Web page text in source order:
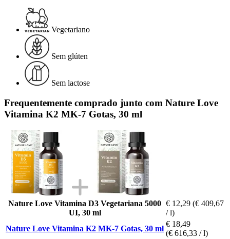
Vegetariano
Sem glúten
Sem lactose
Frequentemente comprado junto com Nature Love
Vitamina K2 MK-7 Gotas, 30 ml
Nature Love Vitamina D3 Vegetariana 5000
UI, 30 ml
€ 12,29 (€ 409,67
/ l)
Nature Love Vitamina K2 MK-7 Gotas, 30 ml
€ 18,49
(€ 616,33 / l)